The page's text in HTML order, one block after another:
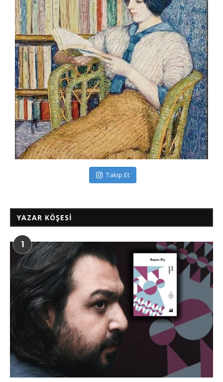
Takip Et
YAZAR KÖŞESI
1